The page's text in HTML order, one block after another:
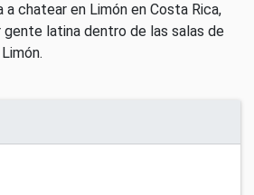
a chatear en Limón en Costa Rica,
latina dentro de las salas de